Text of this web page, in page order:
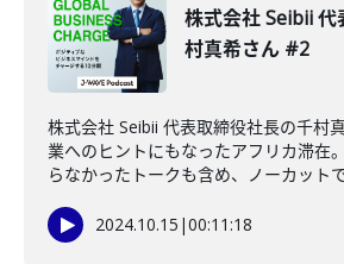
株式会社 Seibii
村真希さん #2
株式会社 Seibii 代表取締役社長の千村
業へのヒントにもなったアフリカ滞在
らなかったトークも含め、ノーカット
2024.10.15 |00:11:18